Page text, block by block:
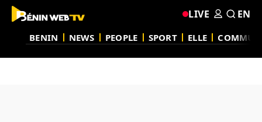
BENIN NEWS PEOPLE SPORT ELLE
LIVE EN